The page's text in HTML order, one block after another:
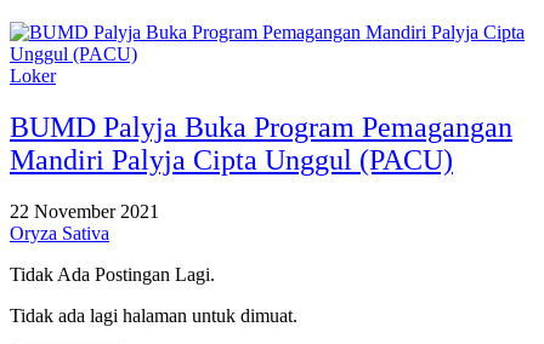
Loker
BUMD Palyja Buka Program Pemagangan
Mandiri Palyja Cipta Unggul (PACU)
22 November 2021
Oryza Sativa
Tidak Ada Postingan Lagi.
Tidak ada lagi halaman untuk dimuat.